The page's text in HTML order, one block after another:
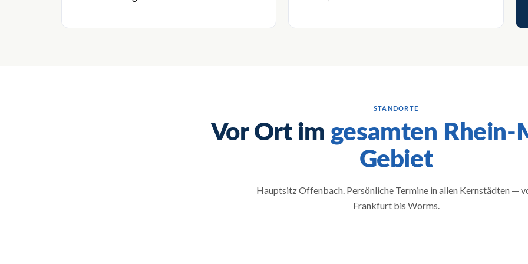
STANDORTE
Vor Ort im gesamten Rhein-
Gebiet
Hauptsitz Offenbach. Persönliche Termine in allen Kernstädten —
Frankfurt bis Worms.